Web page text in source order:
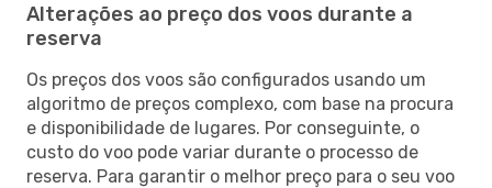
Alterações ao preço dos voos durante a
reserva
Os preços dos voos são configurados usando um
algoritmo de preços complexo, com base na procura
e disponibilidade de lugares. Por conseguinte, o
custo do voo pode variar durante o processo de
reserva. Para garantir o melhor preço para o seu voo